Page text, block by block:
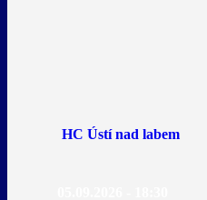
HC Ústí nad labem